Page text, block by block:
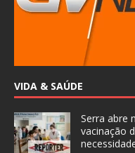
VIDA & SAÚDE
Serra abre
vacinação